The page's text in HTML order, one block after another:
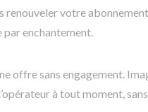
renouveler votre
enchantement.
offre sans engagement.
à tout moment,